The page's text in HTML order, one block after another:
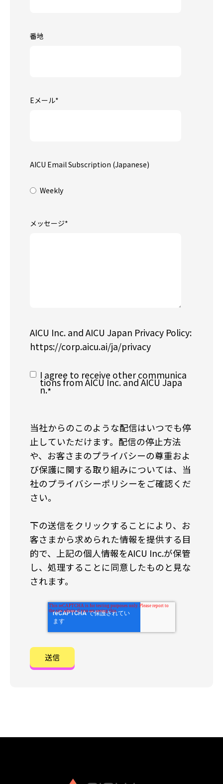
番地
Eメール*
AICU Email Subscription (Japanese)
Weekly
メッセージ*
AICU Inc. and AICU Japan Privacy Policy:
https://corp.aicu.ai/ja/privacy
I agree to receive other communica
tions from AICU Inc. and AICU Japa
n.*
当社からのこのような配信はいつでも停
止していただけます。配信の停止方法
や、お客さまのプライバシーの尊重およ
び保護に関する取り組みについては、当
社のプライバシーポリシーをご確認くだ
さい。
下の送信をクリックすることにより、お
客さまから求められた情報を提供する目
的で、上記の個人情報をAICU Inc.が保管
し、処理することに同意したものと見な
されます。